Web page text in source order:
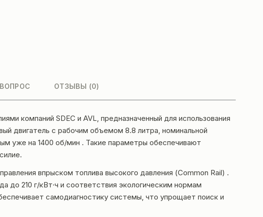
ОТЗЫВЫ (0)
компаний SDEC и AVL, предназначенный для использования
двигатель с рабочим объемом 8.8 литра, номинальной
уже на 1400 об/мин . Такие параметры обеспечивают
впрыском топлива высокого давления (Common Rail) .
до 210 г/кВт·ч и соответствия экологическим нормам
самодиагностику системы, что упрощает поиск и